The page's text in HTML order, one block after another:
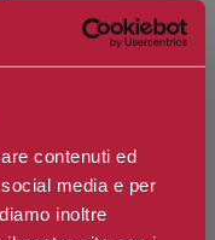
contenuti ed
media e per
inoltre